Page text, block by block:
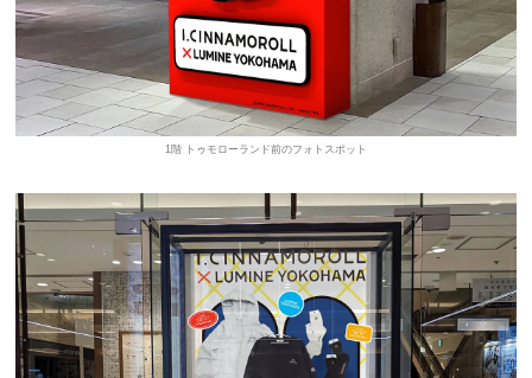
1階 トゥモローランド前のフォトスポット